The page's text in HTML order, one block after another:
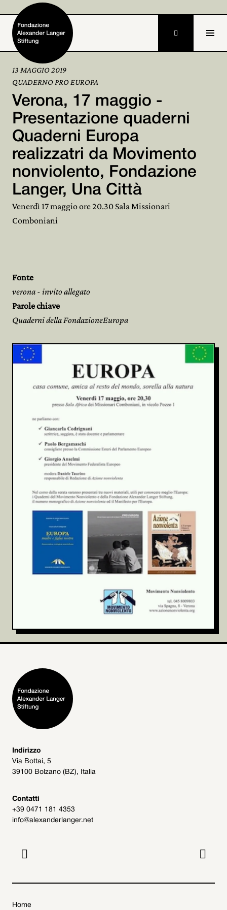
Home
Fondazione
Attività e progetti
Alexander Langer
Archivio
Partecipa

13 MAGGIO 2019
QUADERNO PRO EUROPA
Verona, 17 maggio -
Presentazione quaderni
Quaderni Europa
realizzatri da Movimento
nonviolento, Fondazione
Langer, Una Città
Venerdì 17 maggio ore 20.30 Sala Missionari
Comboniani
Fonte
verona - invito allegato
Parole chiave
Quaderni della FondazioneEuropa
Indirizzo
Via Bottai, 5
39100 Bolzano (BZ), Italia
Contatti
+39 0471 181 4353
info@alexanderlanger.net
 
Home